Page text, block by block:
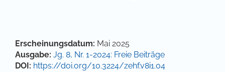
Artikel-Details
Erscheinungsdatum: Mai 2025
Ausgabe: Jg. 8, Nr. 1-2024: Freie Beiträge
DOI: https://doi.org/10.3224/zehf.v8i1.04